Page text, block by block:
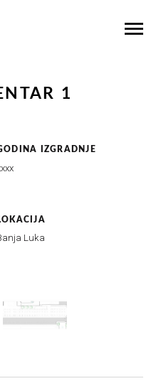
1
IZGRADNJE
Luka